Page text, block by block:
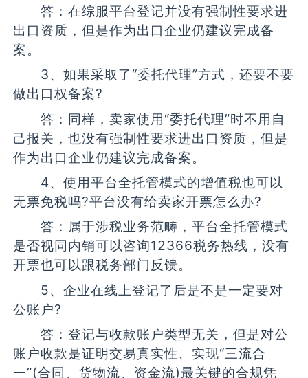
答：在综服平台登记并没有强制性要求进
出口资质，但是作为出口企业仍建议完成备
案。
3、如果采取了“委托代理”方式，还要不要
做出口权备案?
答：同样，卖家使用“委托代理”时不用自
己报关，也没有强制性要求进出口资质，但是
作为出口企业仍建议完成备案。
4、使用平台全托管模式的增值税也可以
无票免税吗?平台没有给卖家开票怎么办?
答：属于涉税业务范畴，平台全托管模式
是否视同内销可以咨询12366税务热线，没有
开票也可以跟税务部门反馈。
5、企业在线上登记了后是不是一定要对
公账户?
答：登记与收款账户类型无关，但是对公
账户收款是证明交易真实性、实现“三流合
一”(合同、货物流、资金流)最关键的合规凭